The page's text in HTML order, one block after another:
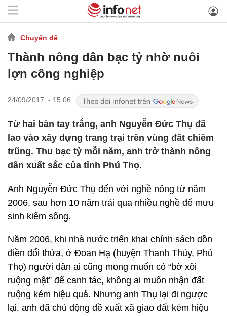
Chuyên đề
Thành nông dân bạc tỷ nhờ nuôi
lợn công nghiệp
24/09/2017 - 15:06
Từ hai bàn tay trắng, anh Nguyễn Đức Thụ đã
lao vào xây dựng trang trại trên vùng đất chiêm
trũng. Thu bạc tỷ mỗi năm, anh trở thành nông
dân xuất sắc của tỉnh Phú Thọ.
Anh Nguyễn Đức Thụ đến với nghề nông từ năm
2006, sau hơn 10 năm trải qua nhiều nghề để mưu
sinh kiếm sống.
Năm 2006, khi nhà nước triển khai chính sách dồn
điền đổi thửa, ở Đoan Hạ (huyện Thanh Thủy, Phú
Thọ) người dân ai cũng mong muốn có “bờ xôi
ruộng mật” để canh tác, không ai muốn nhận đất
ruộng kém hiệu quả. Nhưng anh Thụ lại đi ngược
lại, anh đã chủ động đề xuất xã giao đất kém hiệu